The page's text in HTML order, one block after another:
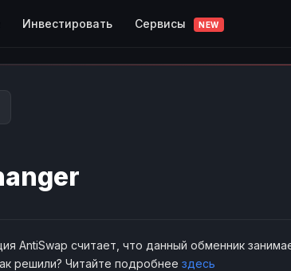
Инвестировать Сервисы NEW
AntiSwap считает, что данный обменник
решили? Читайте подробнее здесь